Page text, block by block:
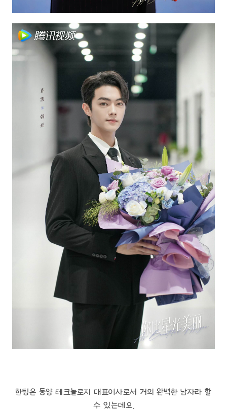
한팅은 동양 테크놀로지 대표이사로서 거의 완벽한 남자라 할
수 있는데요.